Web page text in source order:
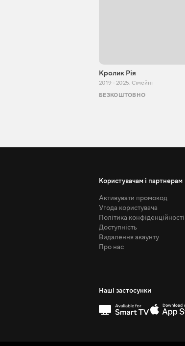
Кролик Рія
2019 - 2025, Сімейні
БЕЗКОШТОВНО
Користувачам і партнерам
Активувати промокод
Угода користувача
Політика конфіденційності
Доступність
Видалення акаунту
Про нас
Наші застосунки